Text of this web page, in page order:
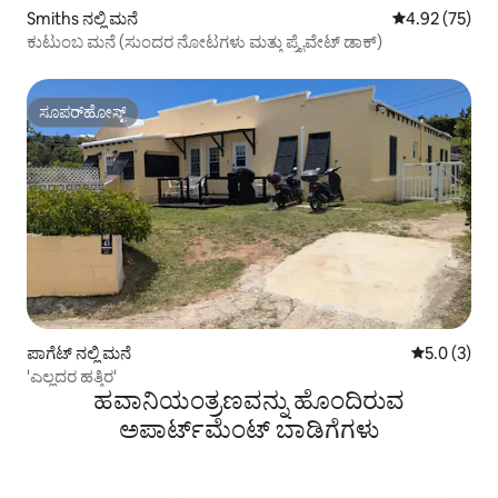
Smiths ನಲ್ಲಿ ಮನೆ 5 ರಲ್ಲಿ 4.92
4.92 (75)
ಕುಟುಂಬ ಮನೆ (ಸುಂದರ ನೋಟಗಳು ಮತ್ತು ಪ್ರೈವೇಟ್ ಡಾಕ್)
ಸೂಪರ್‌ಹೋಸ್ಟ್
ಸೂಪರ್‌ಹೋಸ್ಟ್
ಪಾಗೆಟ್ ನಲ್ಲಿ ಮನೆ 5 ರಲ್ಲಿ 5.0
5.0 (3)
'ಎಲ್ಲದರ ಹತ್ತಿರ'
ಹವಾನಿಯಂತ್ರಣವನ್ನು ಹೊಂದಿರುವ
ಅಪಾರ್ಟ್‌ಮೆಂಟ್‌ ಬಾಡಿಗೆಗಳು